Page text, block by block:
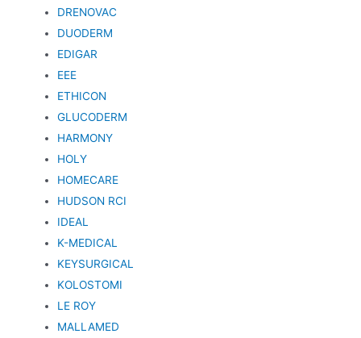
DRENOVAC
DUODERM
EDIGAR
EEE
ETHICON
GLUCODERM
HARMONY
HOLY
HOMECARE
HUDSON RCI
IDEAL
K-MEDICAL
KEYSURGICAL
KOLOSTOMI
LE ROY
MALLAMED